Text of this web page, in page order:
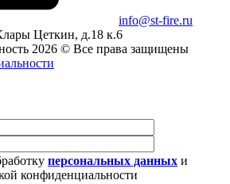
info@st-fire.ru
Цеткин, д.18 к.6
2026 © Все права защищены
персональных данных и
конфиденциальности